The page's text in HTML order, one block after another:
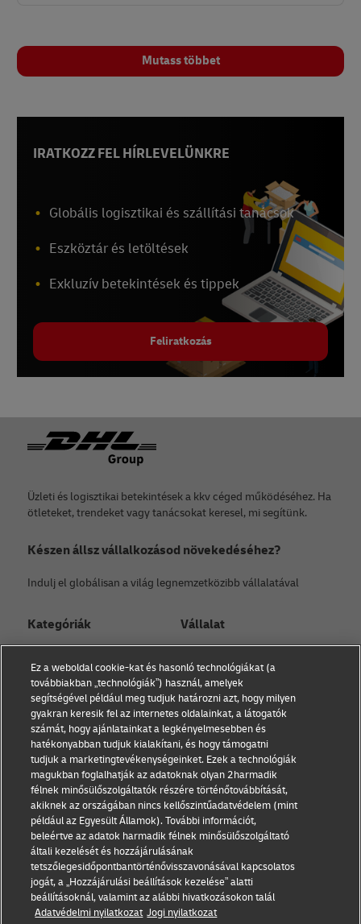
Mutass többet
IRATKOZZ FEL HÍRLEVELÜNKRE
Globális logisztikai és szállítási tanácsok
Eszköztár és letöltések
Exkluzív betekintések és tippek
Feliratkozás
Lábléc
Üzleti és logisztikai betekintések a kkv céged működéséhez. Ha
ötleteket, trendeket vagy tanácsokat keresel, mi segítünk.
Készen állsz vállalkozásod növekedéséhez?
Indulj el globálisan a világ legnemzetközibb vállalatával
Kategóriák
E-kereskedelmi
tanácsadás
B2B tanácsadás
Logisztikai tanácsadás
Hírek és betekintések
Szállítás DHL-lel
Vállalat
Kapcsolat
Sajtóközlemények
Fenntarthatóság
Jogi nyilatkozat
Használat feltételek
Adatvédelmi nyilatkozat
Cookie beállítások
Kövess minket
Ez a weboldal cookie-kat és hasonló technológiákat (a
továbbiakban „technológiák”) használ, amelyek
segítségével például meg tudjuk határozni azt, hogy milyen
gyakran keresik fel az internetes oldalainkat, a látogatók
számát, hogy ajánlatainkat a legkényelmesebben és
hatékonyabban tudjuk kialakítani, és hogy támogatni
tudjuk a marketingtevékenységeinket. Ezek a technológiák
magukban foglalhatják az adatoknak olyan 2harmadik
félnek minősülőszolgáltatók részére történőtovábbítását,
akiknek az országában nincs kellőszintűadatvédelem (mint
például az Egyesült Államok). További információt,
beleértve az adatok harmadik félnek minősülőszolgáltató
általi kezelését és hozzájárulásának
tetszőlegesidőpontbantörténővisszavonásával kapcsolatos
jogát, a „Hozzájárulási beállítások kezelése” alatti
beállításoknál, valamint az alábbi hivatkozásokon talál
Adatvédelmi nyilatkozat Jogi nyilatkozat